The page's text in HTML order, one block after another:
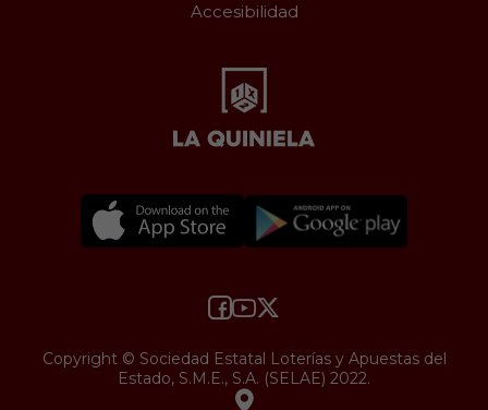
Accesibilidad
Copyright © Sociedad Estatal Loterías y Apuestas del
Estado, S.M.E., S.A. (SELAE) 2022.